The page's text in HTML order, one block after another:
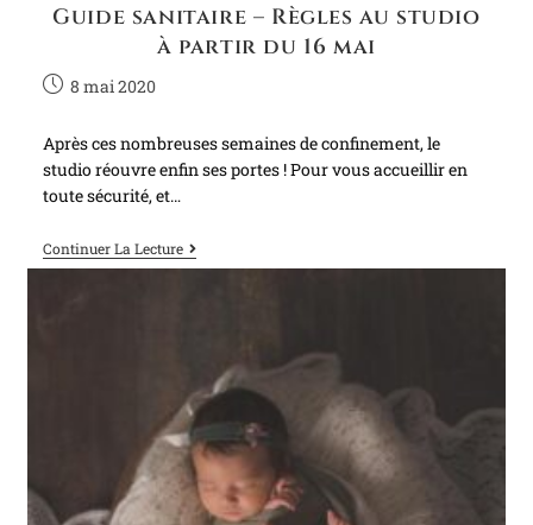
Guide sanitaire – Règles au studio
à partir du 16 mai
8 mai 2020
Après ces nombreuses semaines de confinement, le
studio réouvre enfin ses portes ! Pour vous accueillir en
toute sécurité, et…
Continuer La Lecture